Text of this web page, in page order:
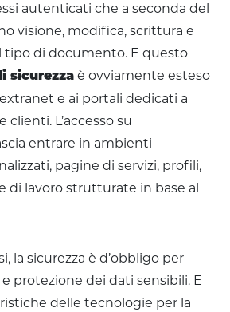
autenticati che a seconda del
visione, modifica, scrittura e
tipo di documento. E questo
sicurezza è ovviamente esteso
e ai portali dedicati a
L’accesso su
entrare in ambienti
pagine di servizi, profili,
di lavoro strutturate in base al
la sicurezza è d’obbligo per
protezione dei dati sensibili. E
delle tecnologie per la